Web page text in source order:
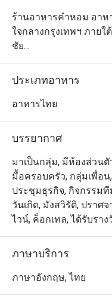
ร้านอาหารคำหอม อาห
ใจกลางกรุงเทพฯ ภาย
ชัย
เชฟชื่อดังของไทย พร้อ
ท้องถิ่นที่ดีที่สุดและการ
ทุกวัน มื้อ กลางวันและมื้
ประเภทอาหาร
อาหารไทย
บรรยากาศ
มาเป็นกลุ่ม, มีห้องส่วนตั
มื้อครอบครัว, กลุ่มเพื่อ
ประชุมธุรกิจ, กิจกรรมที
วันเกิด, มังสวิรัติ, ปราศ
ไวน์, ค็อกเทล, ได้รับรา
ภาษาบริการ
ภาษาอังกฤษ, ไทย